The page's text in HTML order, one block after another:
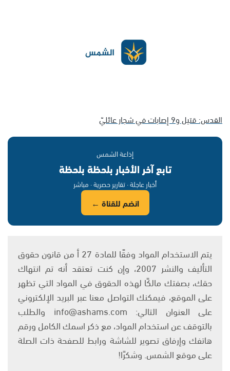
القدس: قتيل و9 إصابات في شجار عائليّ
إذاعة الشمس
تابع آخر الأخبار بلحظة بلحظة
أخبار عاجلة · تقارير حصرية · مباشر
انضم للقناة ←
يتم الاستخدام المواد وفقًا للمادة 27 أ من قانون حقوق
التأليف والنشر 2007، وإن كنت تعتقد أنه تم انتهاك
حقك، بصفتك مالكًا لهذه الحقوق في المواد التي تظهر
على الموقع، فيمكنك التواصل معنا عبر البريد الإلكتروني
على العنوان التالي: info@ashams.com والطلب
بالتوقف عن استخدام المواد، مع ذكر اسمك الكامل ورقم
هاتفك وإرفاق تصوير للشاشة ورابط للصفحة ذات الصلة
على موقع الشمس. وشكرًا!